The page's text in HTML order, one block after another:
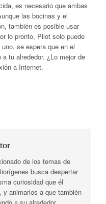
es necesario que ambas
las bocinas y el
también es posible usar
lo pronto, Pilot solo puede
se espera que en el
a tu alrededor. ¿Lo mejor de
a Internet.
de los temas de
busca despertar
curiosidad que él
y animarlos a que también